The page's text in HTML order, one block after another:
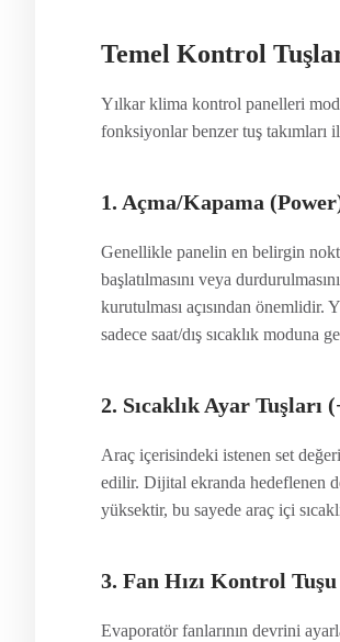
Temel Kontrol
Yılkar klima kontrol panelleri
fonksiyonlar benzer tuş takımları
1. Açma/Kapama
Genellikle panelin en belirgin
başlatılmasını veya
kurutulması açısından önemlidir.
sadece saat/dış sıcaklık moduna
2. Sıcaklık Ayar Tuşları
Araç içerisindeki istenen set
edilir. Dijital ekranda hedeflenen
yüksektir, bu sayede araç içi
3. Fan Hızı Kontrol
Evaporatör fanlarının devrini